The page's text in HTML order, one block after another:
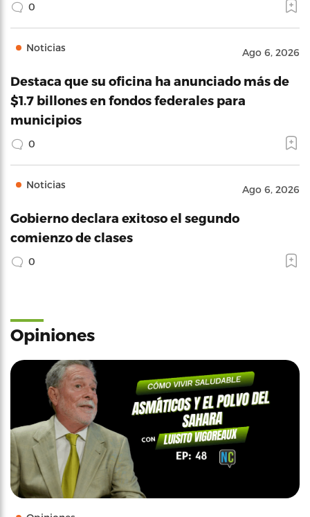
0
Noticias Ago 6, 2026
Destaca que su oficina ha anunciado más de
$1.7 billones en fondos federales para
municipios
0
Noticias Ago 6, 2026
Gobierno declara exitoso el segundo
comienzo de clases
0
Opiniones